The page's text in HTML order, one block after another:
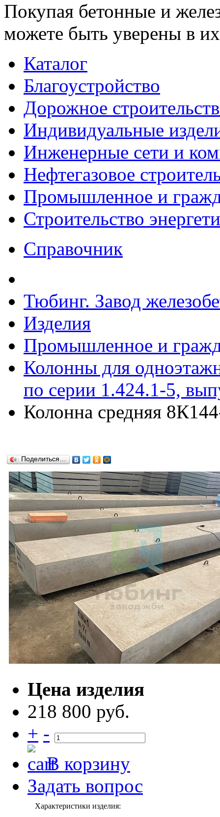
Покупая бетонные и
можете быть уверены в их
Каталог
Благоустройство
Дорожное
Индивидуальные
Инженерные сети и
Нефтегазовое
Промышленное и
Строительство
Справочник
Тюбинг. Завод
Изделия
Промышленное и
Колонны для
по серии 1.424.1-5,
Колонна средняя
Поделиться…
Цена изделия
218 800 руб.
+ -
В корзину
Задать вопрос
Характеристики изделия: